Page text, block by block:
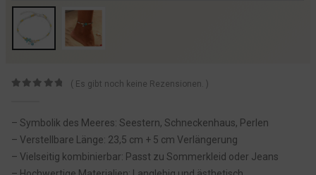
( Es gibt noch keine Rezensionen. )
– Symbolik des Meeres: Seestern, Schneckenhaus, Perlen
– Verstellbare Länge: 23,5 cm + 5 cm Verlängerung
– Vielseitig kombinierbar: Passt zu Sommerkleid oder Jeans